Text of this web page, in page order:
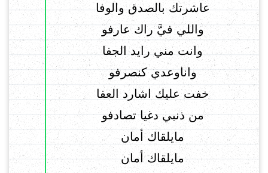
عاشرتك بالصدق والوفا
واللي فيَّ راك عارفو
وانت مني رايد الجفا
واناوعدي كنصرفو
خفت عليك اشارد العفا
من ذنبي دغيا تصادفو
مايلقاك أمان
مايلقاك أمان